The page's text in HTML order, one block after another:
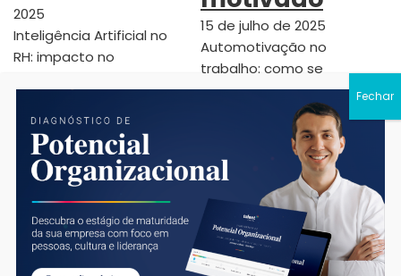
2025
Inteligência Artificial no
RH: impacto no
inteligência artificial no
RH já deixou de ser
tendência e se…
15 de julho de 2025
Automotivação no
trabalho: como se
manter motivado Em
um mundo corporativo
cada vez mais
dinâmico e desafiador,
a automotivação no…